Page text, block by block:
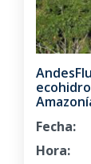
Fecha:
Hora: